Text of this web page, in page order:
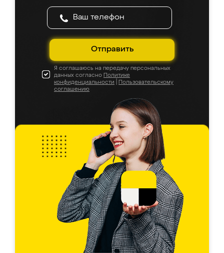
Отправить
Я соглашаюсь на передачу персональных
данных согласно Политике
конфиденциальности
Пользовательскому
соглашению